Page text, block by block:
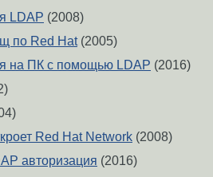
LDAP (2008)
по Red Hat(2005)
на ПК с помощью LDAP (2016)
Red Hat Network (2008)
авторизация (2016)